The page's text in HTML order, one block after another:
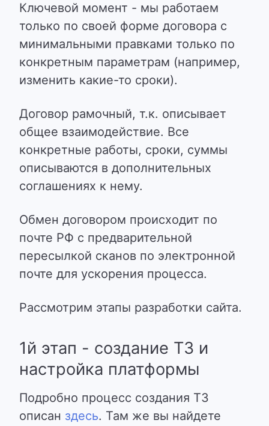
Ключевой момент - мы работаем
только по своей форме договора с
минимальными правками только по
конкретным параметрам (например,
изменить какие-то сроки).
Договор рамочный, т.к. описывает
общее взаимодействие. Все
конкретные работы, сроки, суммы
описываются в дополнительных
соглашениях к нему.
Обмен договором происходит по
почте РФ с предварительной
пересылкой сканов по электронной
почте для ускорения процесса.
Рассмотрим этапы разработки сайта.
1й этап - создание ТЗ и
настройка платформы
Подробно процесс создания ТЗ
описан здесь. Там же вы найдете